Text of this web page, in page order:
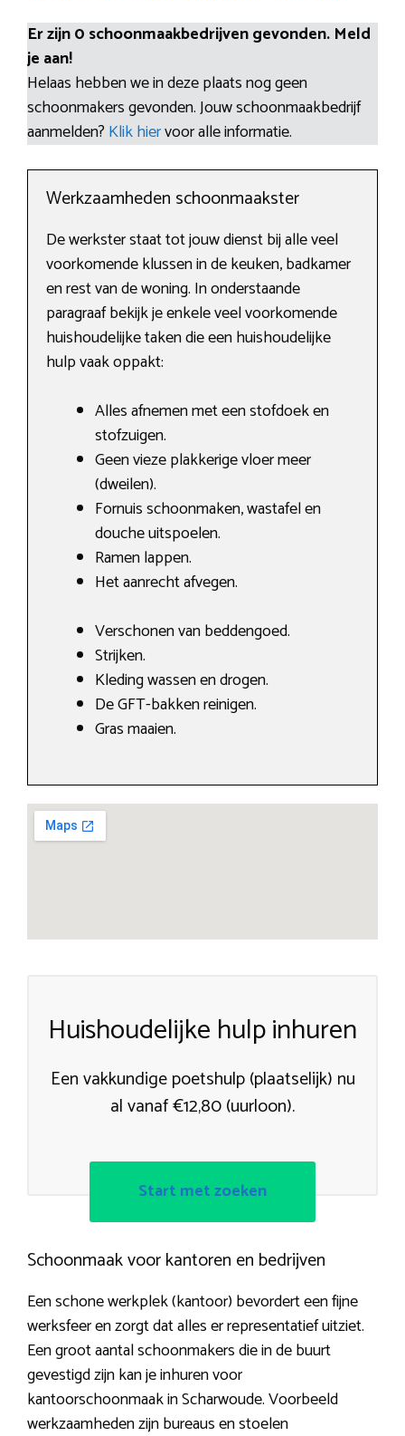
Er zijn 0 schoonmaakbedrijven gevonden. Meld
je aan!
Helaas hebben we in deze plaats nog geen
schoonmakers gevonden. Jouw schoonmaakbedrijf
aanmelden? Klik hiervoor alle informatie.
Werkzaamheden schoonmaakster
De werkster staat tot jouw dienst bij alle veel
voorkomende klussen in de keuken, badkamer
en rest van de woning. In onderstaande
paragraaf bekijk je enkele veel voorkomende
huishoudelijke taken die een huishoudelijke
hulp vaak oppakt:
Alles afnemen met een stofdoek en
stofzuigen.
Geen vieze plakkerige vloer meer
(dweilen).
Fornuis schoonmaken, wastafel en
douche uitspoelen.
Ramen lappen.
Het aanrecht afvegen.
Verschonen van beddengoed.
Strijken.
Kleding wassen en drogen.
De GFT-bakken reinigen.
Gras maaien.
Huishoudelijke hulp inhuren
Een vakkundige poetshulp (plaatselijk) nu
al vanaf €12,80 (uurloon).
Start met zoeken
Schoonmaak voor kantoren en bedrijven
Een schone werkplek (kantoor) bevordert een fijne
werksfeer en zorgt dat alles er representatief uitziet.
Een groot aantal schoonmakers die in de buurt
gevestigd zijn kan je inhuren voor
kantoorschoonmaak in Scharwoude. Voorbeeld
werkzaamheden zijn bureaus en stoelen